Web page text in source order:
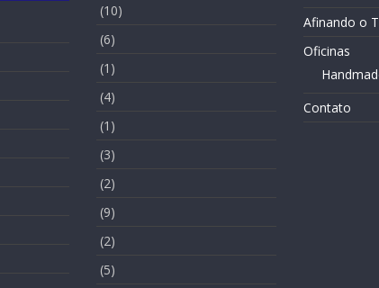
(10)
(6)
(1)
(4)
(1)
(3)
(2)
(9)
(2)
(5)
Afinando o
Oficinas
Contato